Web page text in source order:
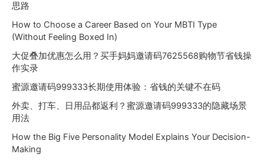
思路
How to Choose a Career Based on Your MBTI Type
(Without Feeling Boxed In)
大促叠加优惠怎么用？买手妈妈邀请码7625568购物节省钱操
作实录
蜜源邀请码999333长期使用体验：省钱的关键不在码
外卖、打车、日用品都返利？蜜源邀请码999333的隐藏场景
用法
How the Big Five Personality Model Explains Your Decision-
Making